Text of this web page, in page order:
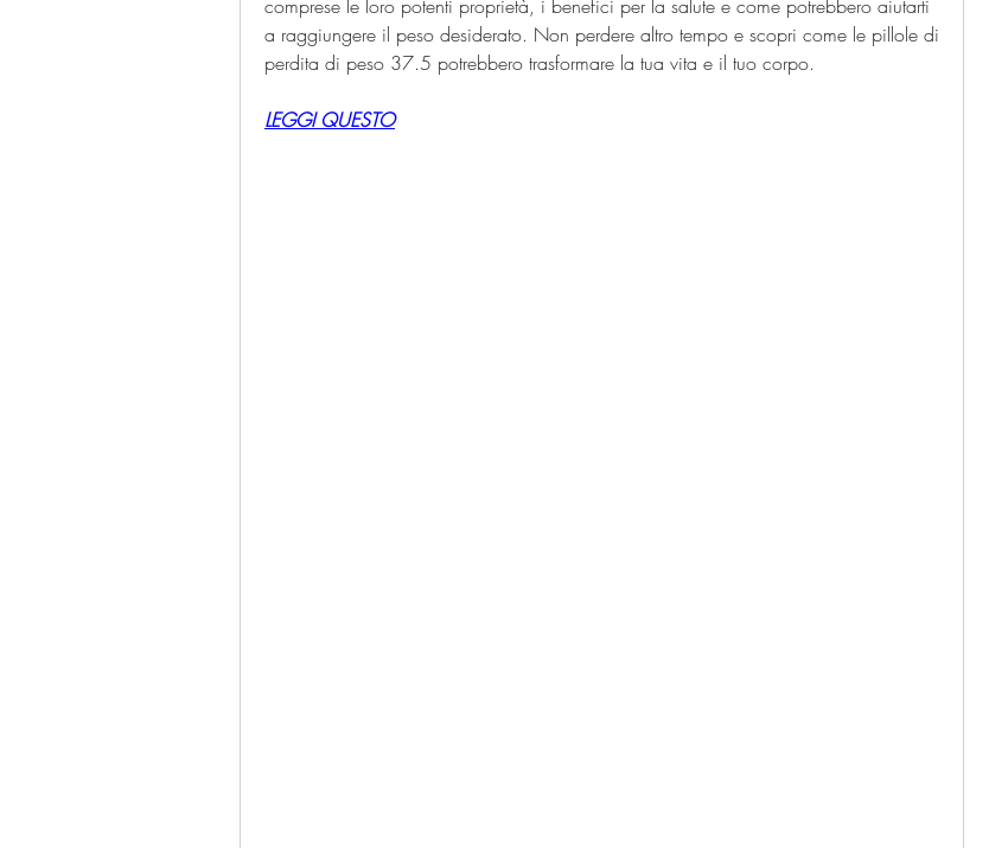
comprese le loro potenti proprietà, i benefici per la salute e come potrebbero aiutarti
a raggiungere il peso desiderato. Non perdere altro tempo e scopri come le pillole di
perdita di peso 37.5 potrebbero trasformare la tua vita e il tuo corpo.
LEGGI QUESTO